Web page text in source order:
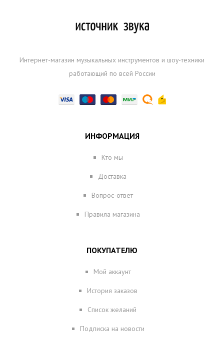
Интернет-магазин музыкальных инструментов и шоу-техники
работающий по всей России
ИНФОРМАЦИЯ
Кто мы
Доставка
Вопрос-ответ
Правила магазина
ПОКУПАТЕЛЮ
Мой аккаунт
История заказов
Список желаний
Подписка на новости